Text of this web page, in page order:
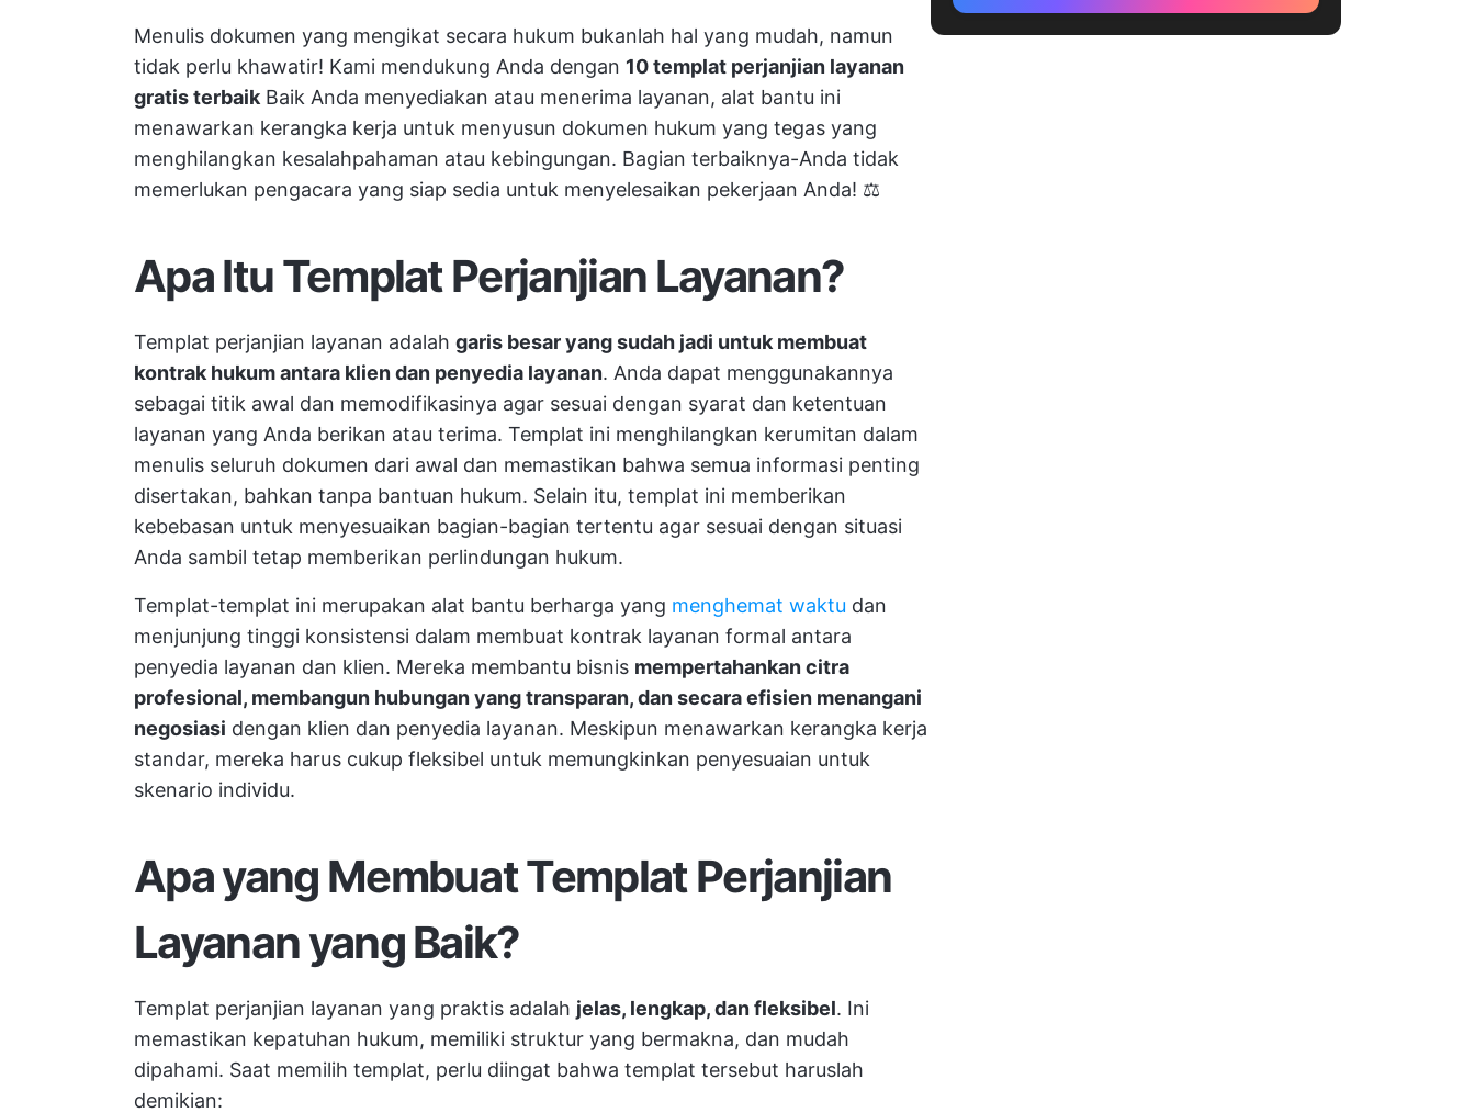
Menulis dokumen yang mengikat secara hukum bukanlah hal yang mudah, namun
tidak perlu khawatir! Kami mendukung Anda dengan 10 templat perjanjian layanan
gratis terbaik Baik Anda menyediakan atau menerima layanan, alat bantu ini
menawarkan kerangka kerja untuk menyusun dokumen hukum yang tegas yang
menghilangkan kesalahpahaman atau kebingungan. Bagian terbaiknya-Anda tidak
memerlukan pengacara yang siap sedia untuk menyelesaikan pekerjaan Anda! ⚖️
Apa Itu Templat Perjanjian Layanan?
Templat perjanjian layanan adalah garis besar yang sudah jadi untuk membuat
kontrak hukum antara klien dan penyedia layanan. Anda dapat menggunakannya
sebagai titik awal dan memodifikasinya agar sesuai dengan syarat dan ketentuan
layanan yang Anda berikan atau terima. Templat ini menghilangkan kerumitan dalam
menulis seluruh dokumen dari awal dan memastikan bahwa semua informasi penting
disertakan, bahkan tanpa bantuan hukum. Selain itu, templat ini memberikan
kebebasan untuk menyesuaikan bagian-bagian tertentu agar sesuai dengan situasi
Anda sambil tetap memberikan perlindungan hukum.
Templat-templat ini merupakan alat bantu berharga yang menghemat waktu dan
menjunjung tinggi konsistensi dalam membuat kontrak layanan formal antara
penyedia layanan dan klien. Mereka membantu bisnis mempertahankan citra
profesional, membangun hubungan yang transparan, dan secara efisien menangani
negosiasi dengan klien dan penyedia layanan. Meskipun menawarkan kerangka kerja
standar, mereka harus cukup fleksibel untuk memungkinkan penyesuaian untuk
skenario individu.
Apa yang Membuat Templat Perjanjian
Layanan yang Baik?
Templat perjanjian layanan yang praktis adalah jelas, lengkap, dan fleksibel. Ini
memastikan kepatuhan hukum, memiliki struktur yang bermakna, dan mudah
dipahami. Saat memilih templat, perlu diingat bahwa templat tersebut haruslah
demikian: